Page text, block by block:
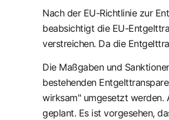
Nach der EU-Richtlinie zur
beabsichtigt die EU-
verstreichen. Da die
Die Maßgaben und
bestehenden
wirksam" umgesetzt werden.
geplant. Es ist vorgesehen,